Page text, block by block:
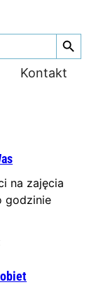
Search Button
Kontakt
na zajęcia
godzinie